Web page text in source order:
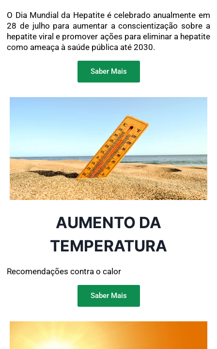
O Dia Mundial da Hepatite é celebrado anualmente em
28 de julho para aumentar a conscientização sobre a
hepatite viral e promover ações para eliminar a hepatite
como ameaça à saúde pública até 2030.
Saber Mais
AUMENTO DA
TEMPERATURA
Recomendações contra o calor
Saber Mais